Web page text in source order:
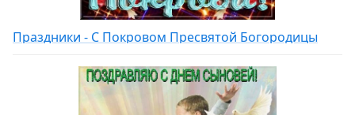
Праздники - С Покровом Пресвятой Богородицы